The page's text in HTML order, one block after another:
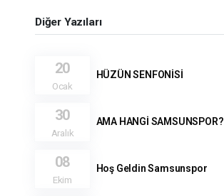
Diğer Yazıları
20
Ocak
HÜZÜN SENFONİSİ
30
Aralık
AMA HANGİ SAMSUNSPOR?
08
Ekim
Hoş Geldin Samsunspor